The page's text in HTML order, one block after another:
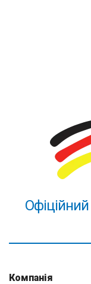
як покупець
виробник
гарантію як
із заводом-
що вони не
99,999%
правилами
обладнанняв
Компанія